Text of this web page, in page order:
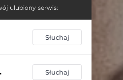
ulubiony serwis:
Słuchaj
Słuchaj